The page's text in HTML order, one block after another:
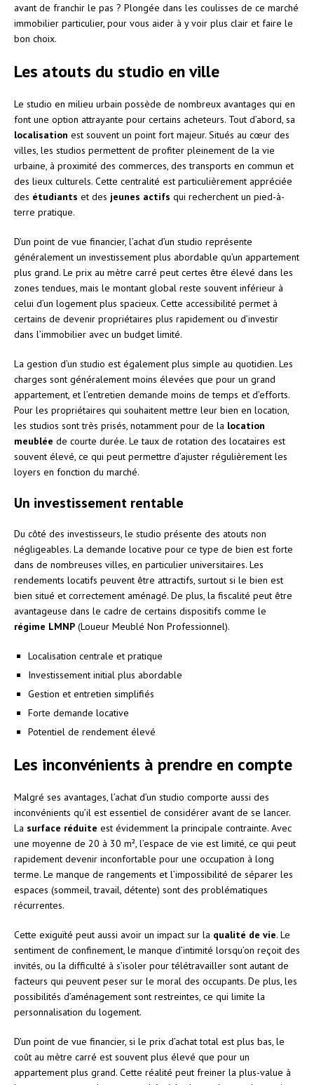
avant de franchir le pas ? Plongée dans les coulisses de ce marché
immobilier particulier, pour vous aider à y voir plus clair et faire le
bon choix.
Les atouts du studio en ville
Le studio en milieu urbain possède de nombreux avantages qui en
font une option attrayante pour certains acheteurs. Tout d’abord, sa
localisation est souvent un point fort majeur. Situés au cœur des
villes, les studios permettent de profiter pleinement de la vie
urbaine, à proximité des commerces, des transports en commun et
des lieux culturels. Cette centralité est particulièrement appréciée
des étudiants et des jeunes actifs qui recherchent un pied-à-
terre pratique.
D’un point de vue financier, l’achat d’un studio représente
généralement un investissement plus abordable qu’un appartement
plus grand. Le prix au mètre carré peut certes être élevé dans les
zones tendues, mais le montant global reste souvent inférieur à
celui d’un logement plus spacieux. Cette accessibilité permet à
certains de devenir propriétaires plus rapidement ou d’investir
dans l’immobilier avec un budget limité.
La gestion d’un studio est également plus simple au quotidien. Les
charges sont généralement moins élevées que pour un grand
appartement, et l’entretien demande moins de temps et d’efforts.
Pour les propriétaires qui souhaitent mettre leur bien en location,
les studios sont très prisés, notamment pour de la location
meublée de courte durée. Le taux de rotation des locataires est
souvent élevé, ce qui peut permettre d’ajuster régulièrement les
loyers en fonction du marché.
Un investissement rentable
Du côté des investisseurs, le studio présente des atouts non
négligeables. La demande locative pour ce type de bien est forte
dans de nombreuses villes, en particulier universitaires. Les
rendements locatifs peuvent être attractifs, surtout si le bien est
bien situé et correctement aménagé. De plus, la fiscalité peut être
avantageuse dans le cadre de certains dispositifs comme le
régime LMNP (Loueur Meublé Non Professionnel).
Localisation centrale et pratique
Investissement initial plus abordable
Gestion et entretien simplifiés
Forte demande locative
Potentiel de rendement élevé
Les inconvénients à prendre en compte
Malgré ses avantages, l’achat d’un studio comporte aussi des
inconvénients qu’il est essentiel de considérer avant de se lancer.
La surface réduite est évidemment la principale contrainte. Avec
une moyenne de 20 à 30 m², l’espace de vie est limité, ce qui peut
rapidement devenir inconfortable pour une occupation à long
terme. Le manque de rangements et l’impossibilité de séparer les
espaces (sommeil, travail, détente) sont des problématiques
récurrentes.
Cette exiguïté peut aussi avoir un impact sur la qualité de vie. Le
sentiment de confinement, le manque d’intimité lorsqu’on reçoit des
invités, ou la difficulté à s’isoler pour télétravailler sont autant de
facteurs qui peuvent peser sur le moral des occupants. De plus, les
possibilités d’aménagement sont restreintes, ce qui limite la
personnalisation du logement.
D’un point de vue financier, si le prix d’achat total est plus bas, le
coût au mètre carré est souvent plus élevé que pour un
appartement plus grand. Cette réalité peut freiner la plus-value à